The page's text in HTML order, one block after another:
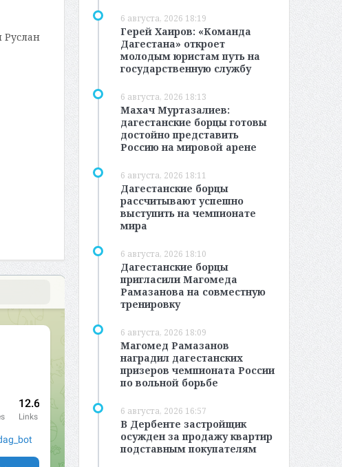
Руслан
6 августа, 2026 18:19
Герей Хаиров: «Команда
Дагестана» откроет
молодым юристам путь на
государственную службу
6 августа, 2026 18:13
Махач Муртазалиев:
дагестанские борцы готовы
достойно представить
Россию на мировой арене
6 августа, 2026 18:11
Дагестанские борцы
рассчитывают успешно
выступить на чемпионате
мира
6 августа, 2026 18:10
Дагестанские борцы
пригласили Магомеда
Рамазанова на совместную
тренировку
6 августа, 2026 18:09
Магомед Рамазанов
наградил дагестанских
призеров чемпионата России
по вольной борьбе
6 августа, 2026 16:57
В Дербенте застройщик
осужден за продажу квартир
подставным покупателям